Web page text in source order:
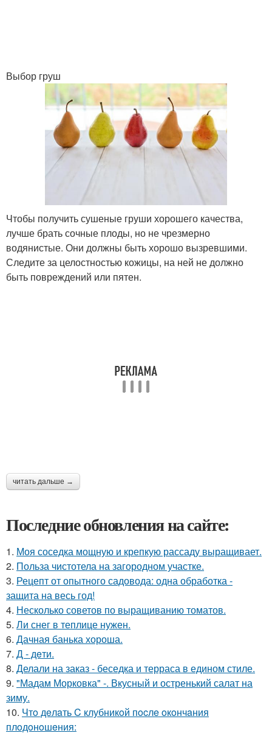
Выбор груш
Чтобы получить сушеные груши хорошего качества,
лучше брать сочные плоды, но не чрезмерно
водянистые. Они должны быть хорошо вызревшими.
Следите за целостностью кожицы, на ней не должно
быть повреждений или пятен.
читать дальше →
Последние обновления на сайте:
1. Моя соседка мощную и крепкую рассаду выращивает.
2. Польза чистотела на загородном участке.
3. Рецепт от опытного садовода: одна обработка -
защита на весь год!
4. Несколько советов по выращиванию томатов.
5. Ли снег в теплице нужен.
6. Дачная банька хороша.
7. Д - дeти.
8. Делали на заказ - беседка и терраса в едином стиле.
9. "Мадам Морковка" -. Вкусный и остренький салат на
зиму.
10. Чтo дeлaть C клубникoй пocлe oкoнчaния
плoдoнoшeния: